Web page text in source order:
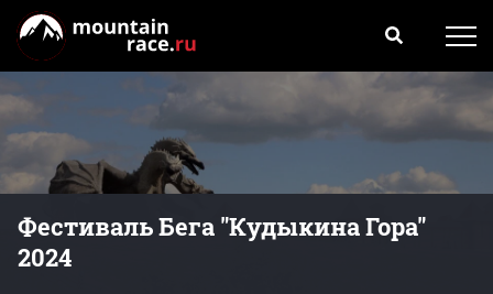
Фестиваль Бега "Кудыкина Гора"
2024